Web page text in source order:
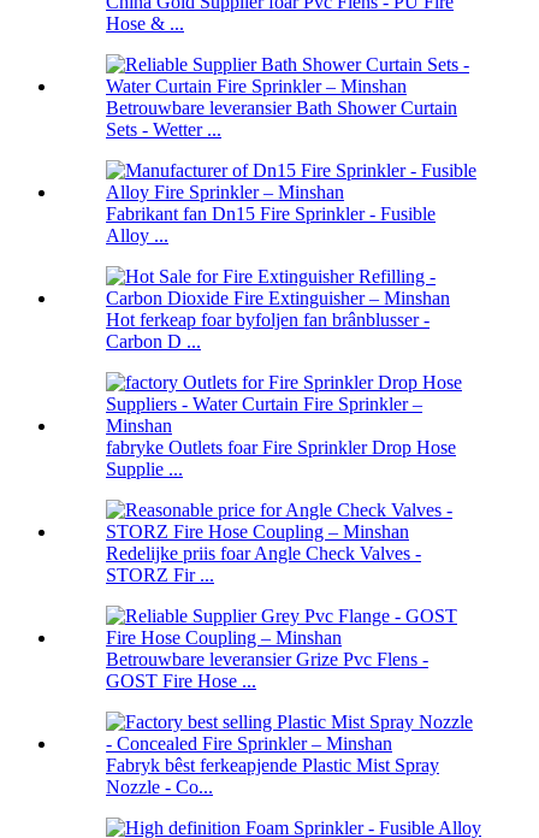
Hose & ...
Betrouwbare leveransier Bath Shower Curtain
Sets - Wetter ...
Fabrikant fan Dn15 Fire Sprinkler - Fusible
Alloy ...
Hot ferkeap foar byfoljen fan brânblusser -
Carbon D ...
fabryke Outlets foar Fire Sprinkler Drop Hose
Supplie ...
Redelijke priis foar Angle Check Valves -
STORZ Fir ...
Betrouwbare leveransier Grize Pvc Flens -
GOST Fire Hose ...
Fabryk bêst ferkeapjende Plastic Mist Spray
Nozzle - Co...